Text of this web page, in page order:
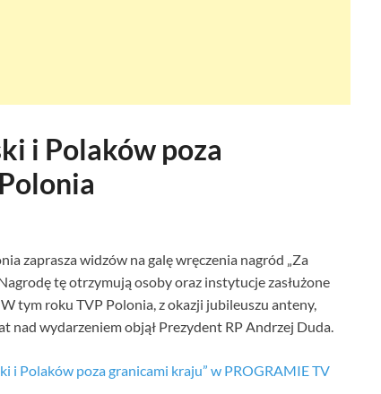
i Polaków poza
zaprasza widzów na galę wręczenia nagród „Za
tę otrzymują osoby oraz instytucje zasłużone
tym roku TVP Polonia, z okazji jubileuszu anteny,
wydarzeniem objął Prezydent RP Andrzej Duda.
i Polaków poza granicami kraju” w PROGRAMIE TV